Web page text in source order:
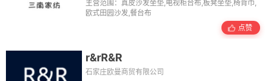
主营范围：真皮沙发坐垫,电视柜台布,板凳坐垫,椅背巾,
欧式田园沙发,餐台布
点赞
r&rR&R
石家庄欧曼商贸有限公司